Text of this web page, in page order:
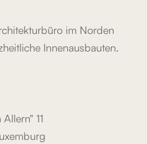
im Norden
Innenausbauten.
11